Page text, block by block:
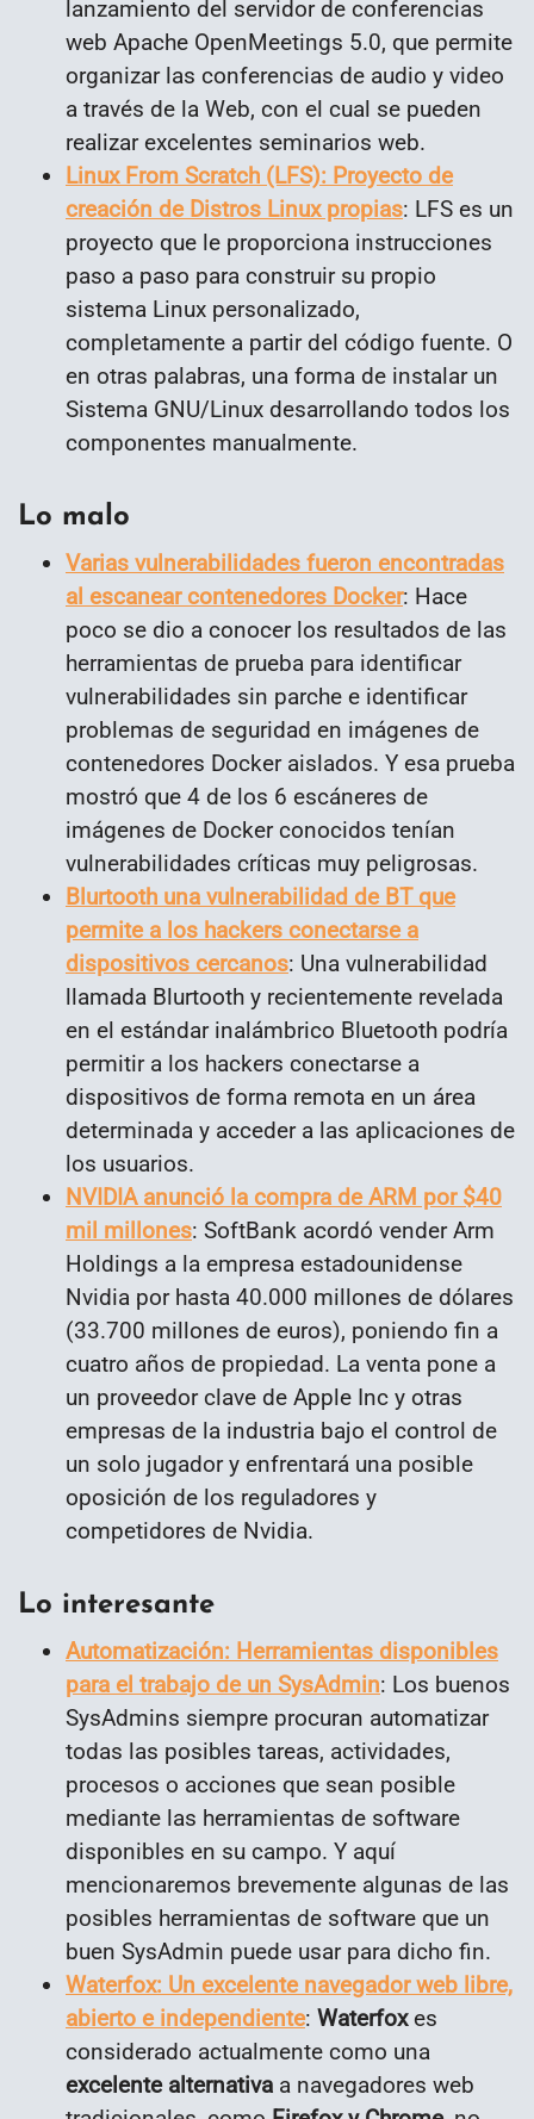
lanzamiento del servidor de conferencias
web Apache OpenMeetings 5.0, que permite
organizar las conferencias de audio y video
a través de la Web, con el cual se pueden
realizar excelentes seminarios web.
Linux From Scratch (LFS): Proyecto de
creación de Distros Linux propias: LFS es un
proyecto que le proporciona instrucciones
paso a paso para construir su propio
sistema Linux personalizado,
completamente a partir del código fuente. O
en otras palabras, una forma de instalar un
Sistema GNU/Linux desarrollando todos los
componentes manualmente.
Lo malo
Varias vulnerabilidades fueron encontradas
al escanear contenedores Docker: Hace
poco se dio a conocer los resultados de las
herramientas de prueba para identificar
vulnerabilidades sin parche e identificar
problemas de seguridad en imágenes de
contenedores Docker aislados. Y esa prueba
mostró que 4 de los 6 escáneres de
imágenes de Docker conocidos tenían
vulnerabilidades críticas muy peligrosas.
Blurtooth una vulnerabilidad de BT que
permite a los hackers conectarse a
dispositivos cercanos: Una vulnerabilidad
llamada Blurtooth y recientemente revelada
en el estándar inalámbrico Bluetooth podría
permitir a los hackers conectarse a
dispositivos de forma remota en un área
determinada y acceder a las aplicaciones de
los usuarios.
NVIDIA anunció la compra de ARM por $40
mil millones: SoftBank acordó vender Arm
Holdings a la empresa estadounidense
Nvidia por hasta 40.000 millones de dólares
(33.700 millones de euros), poniendo fin a
cuatro años de propiedad. La venta pone a
un proveedor clave de Apple Inc y otras
empresas de la industria bajo el control de
un solo jugador y enfrentará una posible
oposición de los reguladores y
competidores de Nvidia.
Lo interesante
Automatización: Herramientas disponibles
para el trabajo de un SysAdmin: Los buenos
SysAdmins siempre procuran automatizar
todas las posibles tareas, actividades,
procesos o acciones que sean posible
mediante las herramientas de software
disponibles en su campo. Y aquí
mencionaremos brevemente algunas de las
posibles herramientas de software que un
buen SysAdmin puede usar para dicho fin.
Waterfox: Un excelente navegador web libre,
abierto e independiente: Waterfoxes
considerado actualmente como una
excelente alternativa a navegadores web